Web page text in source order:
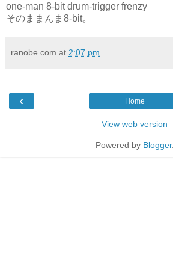
one-man 8-bit drum-trigger frenzy
そのままんま8-bit。
ranobe.com at 2:07 pm
‹ Home
View web version
Powered by Blogger.